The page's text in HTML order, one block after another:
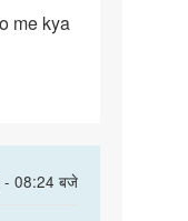
me kya
- 08:24 बजे